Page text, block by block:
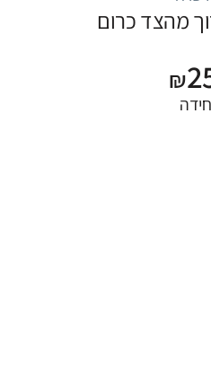
מהצד כרום
₪